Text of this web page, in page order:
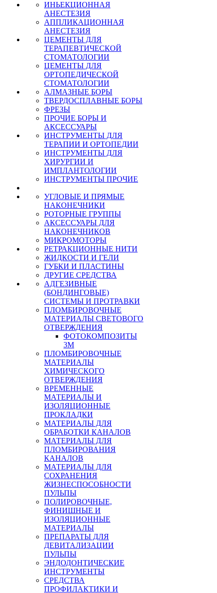
ИНЬЕКЦИОННАЯ
АНЕСТЕЗИЯ
АППЛИКАЦИОННАЯ
АНЕСТЕЗИЯ
ЦЕМЕНТЫ ДЛЯ
ТЕРАПЕВТИЧЕСКОЙ
СТОМАТОЛОГИИ
ЦЕМЕНТЫ ДЛЯ
ОРТОПЕДИЧЕСКОЙ
СТОМАТОЛОГИИ
АЛМАЗНЫЕ БОРЫ
ТВЕРДОСПЛАВНЫЕ БОРЫ
ФРЕЗЫ
ПРОЧИЕ БОРЫ И
АКСЕССУАРЫ
ИНСТРУМЕНТЫ ДЛЯ
ТЕРАПИИ И ОРТОПЕДИИ
ИНСТРУМЕНТЫ ДЛЯ
ХИРУРГИИ И
ИМПЛАНТОЛОГИИ
ИНСТРУМЕНТЫ ПРОЧИЕ
УГЛОВЫЕ И ПРЯМЫЕ
НАКОНЕЧНИКИ
РОТОРНЫЕ ГРУППЫ
АКСЕССУАРЫ ДЛЯ
НАКОНЕЧНИКОВ
МИКРОМОТОРЫ
РЕТРАКЦИОННЫЕ НИТИ
ЖИДКОСТИ И ГЕЛИ
ГУБКИ И ПЛАСТИНЫ
ДРУГИЕ СРЕДСТВА
АДГЕЗИВНЫЕ
(БОНДИНГОВЫЕ)
СИСТЕМЫ И ПРОТРАВКИ
ПЛОМБИРОВОЧНЫЕ
МАТЕРИАЛЫ СВЕТОВОГО
ОТВЕРЖДЕНИЯ
ФОТОКОМПОЗИТЫ
3М
ПЛОМБИРОВОЧНЫЕ
МАТЕРИАЛЫ
ХИМИЧЕСКОГО
ОТВЕРЖДЕНИЯ
ВРЕМЕННЫЕ
МАТЕРИАЛЫ И
ИЗОЛЯЦИОННЫЕ
ПРОКЛАДКИ
МАТЕРИАЛЫ ДЛЯ
ОБРАБОТКИ КАНАЛОВ
МАТЕРИАЛЫ ДЛЯ
ПЛОМБИРОВАНИЯ
КАНАЛОВ
МАТЕРИАЛЫ ДЛЯ
СОХРАНЕНИЯ
ЖИЗНЕСПОСОБНОСТИ
ПУЛЬПЫ
ПОЛИРОВОЧНЫЕ,
ФИНИШНЫЕ И
ИЗОЛЯЦИОННЫЕ
МАТЕРИАЛЫ
ПРЕПАРАТЫ ДЛЯ
ДЕВИТАЛИЗАЦИИ
ПУЛЬПЫ
ЭНДОДОНТИЧЕСКИЕ
ИНСТРУМЕНТЫ
СРЕДСТВА
ПРОФИЛАКТИКИ И